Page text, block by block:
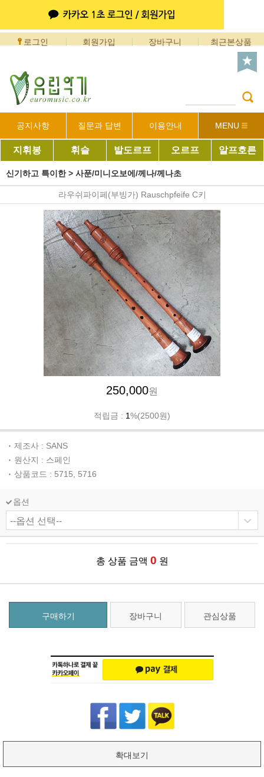
로그인 회원가입 장바구니 최근본상품
공지사항 질문과 답변 이용안내 MENU
지휘봉 휘슬 발도르프 오르프 알프호른
신기하고 특이한> 사푼/미니오보에/께나/께나초
라우쉬파이페(부빙가) Rauschpfeife C키
250,000원
적립금 : 1%(2500원)
제조사 : SANS
원산지 : 스페인
상품코드 : 5715, 5716
옵션
총 상품 금액 0 원
구매하기 장바구니 관심상품
확대보기